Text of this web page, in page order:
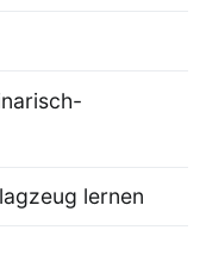
lernen